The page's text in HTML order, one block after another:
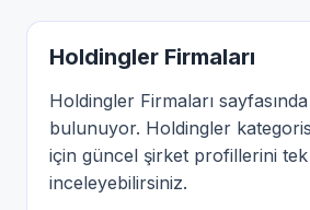
Holdingler Firmaları
Holdingler Firmaları
bulunuyor. Holdingler
için güncel şirket profillerini
inceleyebilirsiniz.